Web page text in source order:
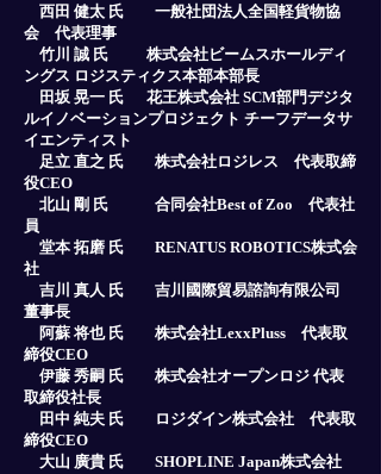
西田 健太 氏 一般社団法人全国軽貨物協
会 代表理事
竹川 誠 氏 株式会社ビームスホールディ
ングス ロジスティクス本部本部長
田坂 晃一 氏 花王株式会社 SCM部門デジタ
ルイノベーションプロジェクト チーフデータサ
イエンティスト
足立 直之 氏 株式会社ロジレス 代表取締
役CEO
北山 剛 氏 合同会社Best of Zoo 代表社
員
堂本 拓磨 氏 RENATUS ROBOTICS株式会
社
吉川 真人 氏 吉川國際貿易諮詢有限公司
董事長
阿蘇 将也 氏 株式会社LexxPluss 代表取
締役CEO
伊藤 秀嗣 氏 株式会社オープンロジ 代表
取締役社長
田中 純夫 氏 ロジダイン株式会社 代表取
締役CEO
大山 廣貴 氏 SHOPLINE Japan株式会社